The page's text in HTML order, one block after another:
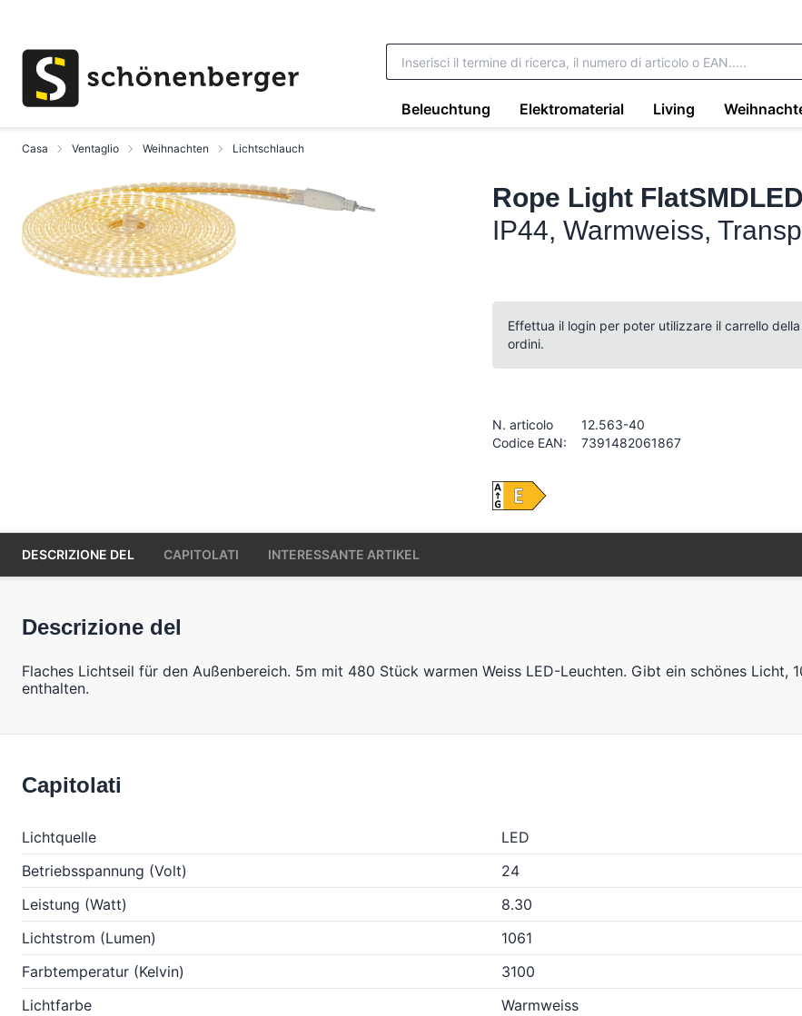
Beleuchtung Elektromaterial Living
Casa Ventaglio Weihnachten Lichtschlauch
Rope Light FlatSMDLED
IP44, Warmweiss,
Effettua il login per poter utilizzare il carrello
ordini.
N. articolo
12.563-40
Codice EAN:
7391482061867
DESCRIZIONE DEL CAPITOLATI INTERESSANTE ARTIKEL
Descrizione del
Flaches Lichtseil für den Außenbereich. 5m mit 480 Stück warmen Weiss LED-Leuchten. Gibt ein schönes Licht,
enthalten.
Capitolati
Lichtquelle
LED
Betriebsspannung (Volt)
24
Leistung (Watt)
8.30
Lichtstrom (Lumen)
1061
Farbtemperatur (Kelvin)
3100
Lichtfarbe
Warmweiss